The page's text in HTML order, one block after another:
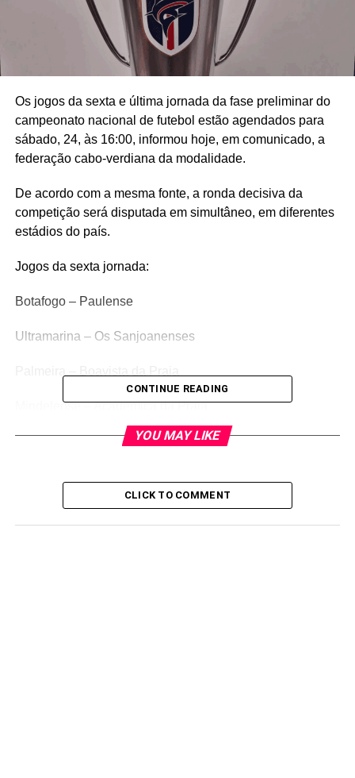
Os jogos da sexta e última jornada da fase preliminar do
campeonato nacional de futebol estão agendados para
sábado, 24, às 16:00, informou hoje, em comunicado, a
federação cabo-verdiana da modalidade.
De acordo com a mesma fonte, a ronda decisiva da
competição será disputada em simultâneo, em diferentes
estádios do país.
Jogos da sexta jornada:
Botafogo – Paulense
Ultramarina – Os Sanjoanenses
Mindelense – Académica da Praia
Sal-Rei – Scorpion Vermelho
clubes que vão acompanhar o Boavista da Praia para as
CONTINUE READING
YOU MAY LIKE
CLICK TO COMMENT